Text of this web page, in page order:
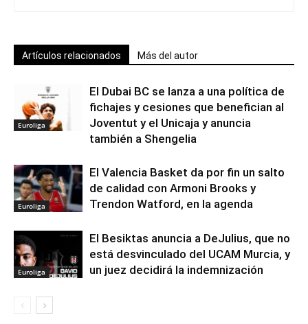
Artículos relacionados Más del autor
Euroliga
El Dubai BC se lanza a una política de
fichajes y cesiones que benefician al
Joventut y el Unicaja y anuncia
también a Shengelia
Euroliga
El Valencia Basket da por fin un salto
de calidad con Armoni Brooks y
Trendon Watford, en la agenda
Euroliga
El Besiktas anuncia a DeJulius, que no
está desvinculado del UCAM Murcia, y
un juez decidirá la indemnización